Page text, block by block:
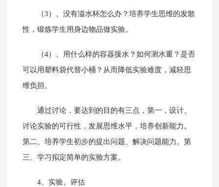
（3）、没有溢水杯怎么办？培养学生思维的发散
性，锻炼学生用身边物品做实验。
（4）、用什么样的容器接水？如何测水重？是否
可以用塑料袋代替小桶？从而降低实验难度，减轻思
维负担。
通过讨论，要达到的目的有三点，第一，设计、
讨论实验的可行性，发展思维水平，培养创新能力。
第二、培养学生初步的提出问题、解决问题能力。第
三、学习拟定简单的实验方案。
4、实验、评估